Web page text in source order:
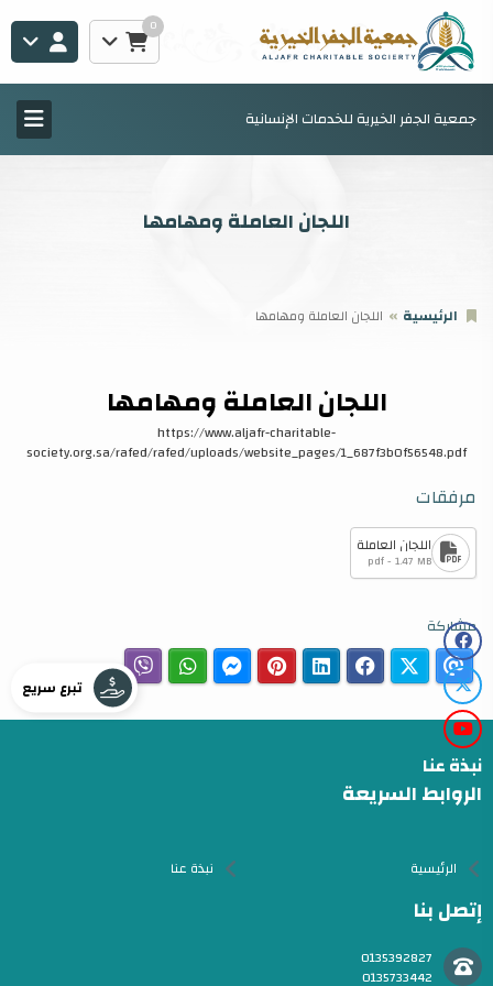
0
جمعية الجفر الخيرية للخدمات الإنسانية
اللجان العاملة ومهامها
الرئيسية اللجان العاملة ومهامها
اللجان العاملة ومهامها
https://www.aljafr-charitable-
society.org.sa/rafed/rafed/uploads/website_pages/1_687f3b0f56548.pdf
مرفقات
اللجان العاملة
pdf - 1.47 MB
مشاركة
نبذة عنا
الروابط السريعة
الرئيسية نبذة عنا
إتصل بنا
0135392827
0135733442
تبرع سريع